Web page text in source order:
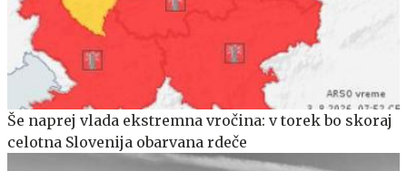
Še naprej vlada ekstremna vročina: v torek bo skoraj
celotna Slovenija obarvana rdeče